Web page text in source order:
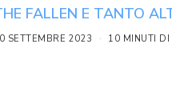
FALLEN E TANTO
SETTEMBRE 2023 10 MINUTI DI